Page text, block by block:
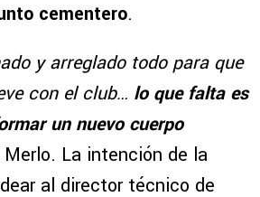
cementero.
y arreglado todo para que
con el club… lo que falta es
un nuevo cuerpo
La intención de la
al director técnico de